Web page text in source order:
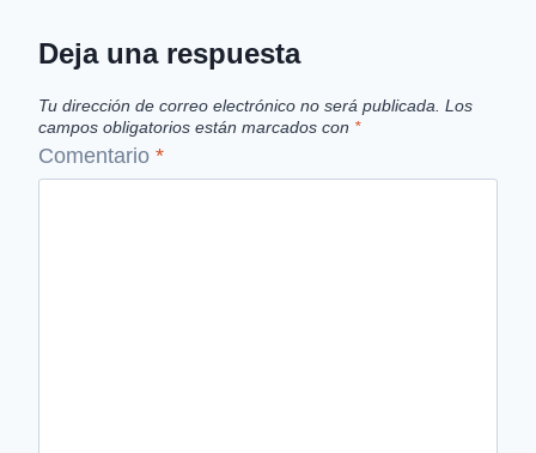
Deja una respuesta
Tu dirección de correo electrónico no será publicada. Los
campos obligatorios están marcados con *
Comentario *